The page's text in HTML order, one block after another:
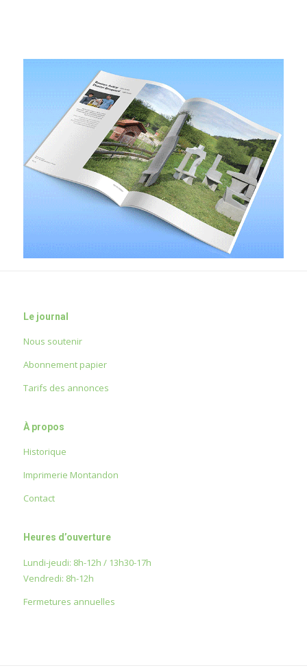
Le journal
Nous soutenir
Abonnement papier
Tarifs des annonces
À propos
Historique
Imprimerie Montandon
Contact
Heures d’ouverture
Lundi-jeudi: 8h-12h / 13h30-17h
Vendredi: 8h-12h
Fermetures annuelles